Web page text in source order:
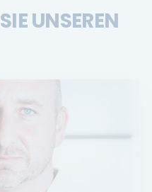
UNSEREN